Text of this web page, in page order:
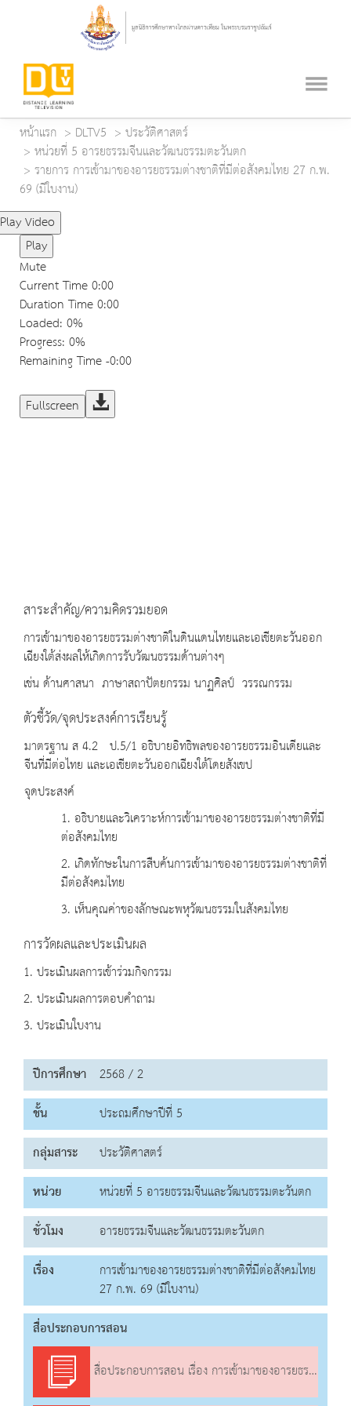
หน้าแรก DLTV5
ประวัติศาสตร์
หน่วยที่ 5 อารยธรรมจีนและวัฒนธรรมตะวันตก
รายการ การเข้ามาของอารยธรรมต่างชาติที่มีต่อสังคมไทย 27 ก.พ.
69 (มีใบงาน)
Play Video
Play
Mute
Current Time0:00
Duration Time0:00
Loaded: 0%
Progress: 0%
Remaining Time-0:00
Fullscreen
สาระสำคัญ/ความคิดรวมยอด
การเข้ามาของอารยธรรมต่างชาติในดินแดนไทยและเอเชียตะวันออก
เฉียงใต้ส่งผลให้เกิดการรับวัฒนธรรมด้านต่างๆ
เช่น ด้านศาสนา ภาษาสถาปัตยกรรม นาฏศิลป์ วรรณกรรม
ตัวชี้วัด/จุดประสงค์การเรียนรู้
มาตรฐาน ส 4.2 ป.5/1 อธิบายอิทธิพลของอารยธรรมอินเดียและ
จีนที่มีต่อไทย และเอเชียตะวันออกเฉียงใต้โดยสังเขป
จุดประสงค์
1. อธิบายและวิเคราะห์การเข้ามาของอารยธรรมต่างชาติที่มี
ต่อสังคมไทย
2. เกิดทักษะในการสืบค้นการเข้ามาของอารยธรรมต่างชาติที่
มีต่อสังคมไทย
3. เห็นคุณค่าของลักษณะพหุวัฒนธรรมในสังคมไทย
การวัดผลและประเมินผล
1. ประเมินผลการเข้าร่วมกิจกรรม
2. ประเมินผลการตอบคำถาม
3. ประเมินใบงาน
ปีการศึกษา 2568 / 2
ชั้น
ประถมศึกษาปีที่ 5
กลุ่มสาระ
ประวัติศาสตร์
หน่วย
หน่วยที่ 5 อารยธรรมจีนและวัฒนธรรมตะวันตก
ชั่วโมง
อารยธรรมจีนและวัฒนธรรมตะวันตก
เรื่อง
การเข้ามาของอารยธรรมต่างชาติที่มีต่อสังคมไทย
27 ก.พ. 69 (มีใบงาน)
สื่อประกอบการสอน
สื่อประกอบการสอน เรื่อง การเข้ามาของอารยธรรมต่างชาติที่มีต่อสังคมไทย